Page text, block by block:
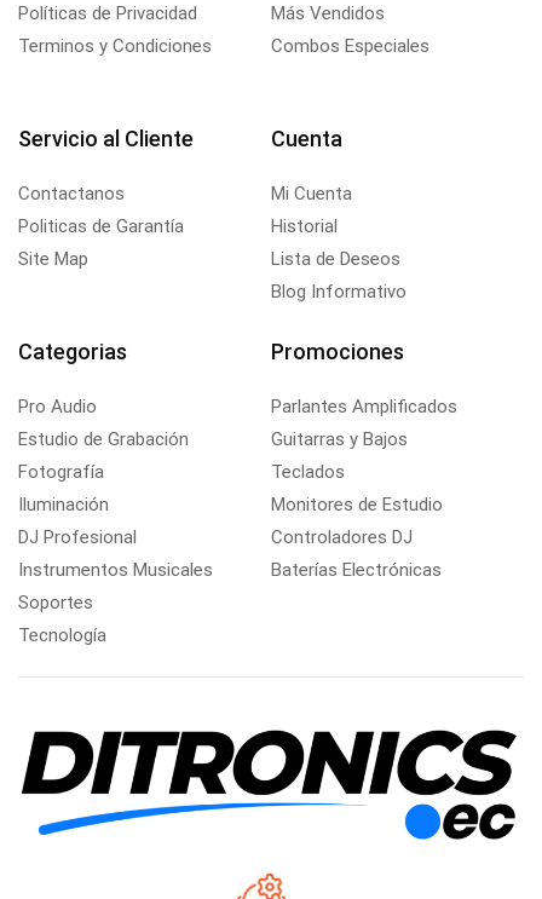
Políticas de Privacidad
Terminos y Condiciones
Más Vendidos
Combos Especiales
Servicio al Cliente
Contactanos
Politicas de Garantía
Site Map
Cuenta
Mi Cuenta
Historial
Lista de Deseos
Blog Informativo
Categorias
Pro Audio
Estudio de Grabación
Fotografía
Iluminación
DJ Profesional
Instrumentos Musicales
Soportes
Tecnología
Promociones
Parlantes Amplificados
Guitarras y Bajos
Teclados
Monitores de Estudio
Controladores DJ
Baterías Electrónicas